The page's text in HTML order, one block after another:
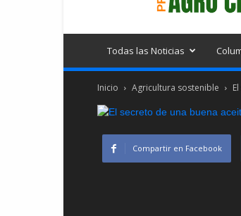
Todas las Noticias
Inicio Agricultura sostenible
Compartir en Facebook